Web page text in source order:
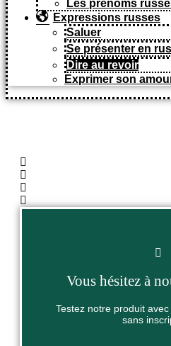
Les prénoms
Expressions russes
Saluer
Se présenter en
Dire au revoir
Exprimer son
Vous hésitez à
Testez notre produit
sans